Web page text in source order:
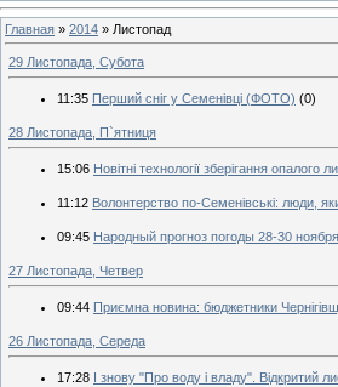
Главная » 2014 » Листопад
29 Листопада, Субота
11:35 Перший сніг у Семенівці (ФОТО) (0)
28 Листопада, П`ятниця
15:06 Новітні технології зберігання опалого
11:12 Волонтерство по-Семенівські: люди,
09:45 Народный прогноз погоды 28-30 ноября
27 Листопада, Четвер
09:44 Приємна новина: бюджетники
26 Листопада, Середа
17:28 І знову "Про воду і владу". Відкритий